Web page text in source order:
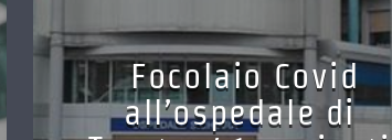
Focolaio Covid
all’ospedale di